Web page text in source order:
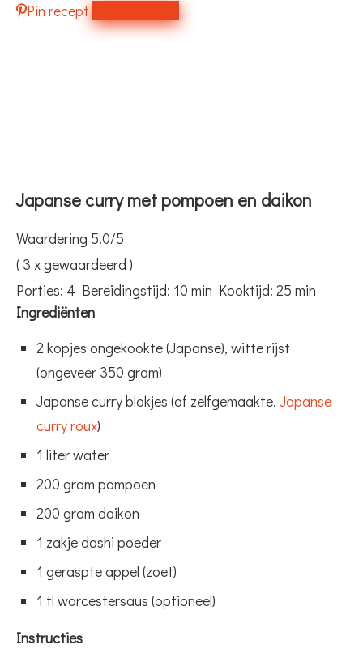
Pin recept
Japanse curry met pompoen en daikon
Waardering 5.0/5
( 3 x gewaardeerd )
Porties: 4 Bereidingstijd: 10 min Kooktijd: 25 min
Ingrediënten
2 kopjes ongekookte (Japanse), witte rijst
(ongeveer 350 gram)
Japanse curry blokjes (of zelfgemaakte, Japanse
curry roux)
1 liter water
200 gram pompoen
200 gram daikon
1 zakje dashi poeder
1 geraspte appel (zoet)
1 tl worcestersaus (optioneel)
Instructies